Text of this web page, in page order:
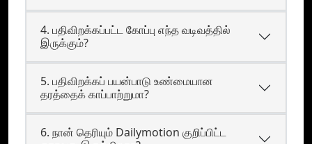
4. பதிவிறக்கப்பட்ட கோப்பு எந்த வடிவத்தில்
இருக்கும்?
5. பதிவிறக்கப் பயன்பாடு உண்மையான
தரத்தைக் காப்பாற்றுமா?
6. நான் தெரியும் Dailymotion குறிப்பிட்ட